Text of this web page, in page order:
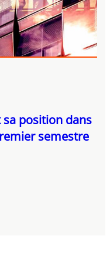
position dans
semestre